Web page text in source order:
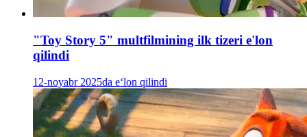
"Toy Story 5" multfilmining ilk tizeri e'lon
qilindi
12-noyabr 2025da e‘lon qilindi